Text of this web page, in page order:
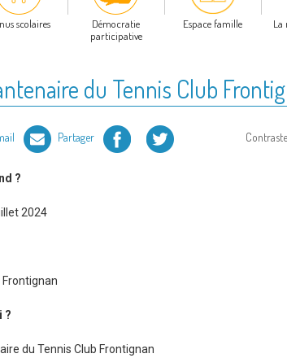
scolaires
Démocratie
participative
Espace famille La
du Tennis Club
Partager Facebook Twitter Contraste
?
2024
Frontignan
?
du Tennis Club Frontignan